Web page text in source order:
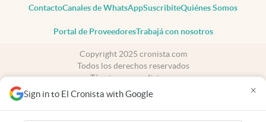
Sign in to El Cronista with Google ×
ContactoCanales de WhatsAppSuscribiteQuiénes Somos
Portal de ProveedoresTrabajá con nosotros
Copyright 2025 cronista.com
Todos los derechos reservados
Términos y condiciones
Privacidad
Consentimiento